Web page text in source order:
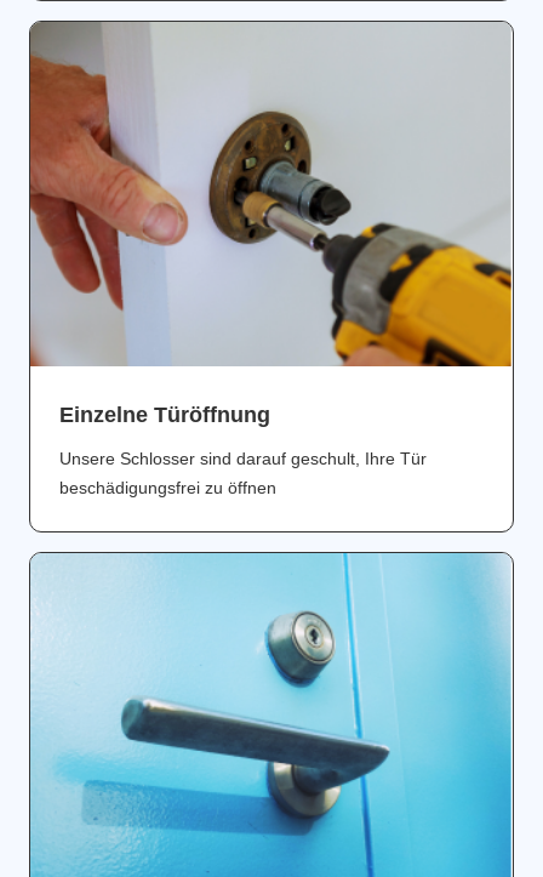
Einzelne Türöffnung
Unsere Schlosser sind darauf geschult, Ihre Tür
beschädigungsfrei zu öffnen